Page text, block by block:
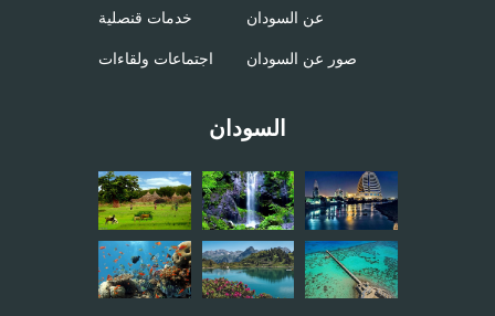
خدمات قنصلية
اجتماعات ولقاءات
عن السودان
صور عن السودان
السودان